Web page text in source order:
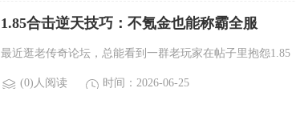
1.85合击逆天技巧：不氪金也能称霸全服
最近逛老传奇论坛，总能看到一群老玩家在帖子里抱怨1.85
(0)人阅读 时间：2026-06-25